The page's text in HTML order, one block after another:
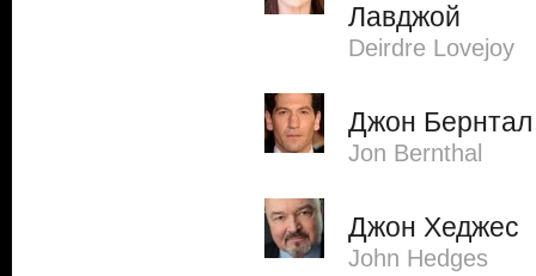
Лавджой
Deirdre Lovejoy
Джон Бернтал
Jon Bernthal
Джон Хеджес
John Hedges